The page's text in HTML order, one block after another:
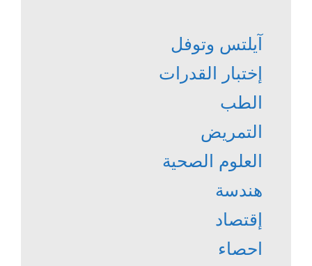
آيلتس وتوفل
إختبار القدرات
الطب
التمريض
العلوم الصحية
هندسة
إقتصاد
احصاء